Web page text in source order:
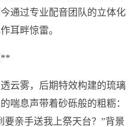
通过专业配音团队的立体化
耳畔惊雷。
**
云雾，后期特效构建的琉璃
喘息声带着砂砾般的粗粝：
要亲手送我上祭天台？”背景